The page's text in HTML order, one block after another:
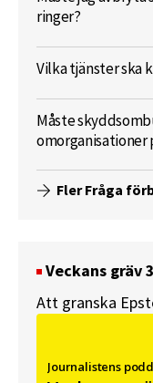
ringer?
Vilka tjänster ska
Måste
omorganisationer
Fler Fråga
Veckans gräv
Att granska